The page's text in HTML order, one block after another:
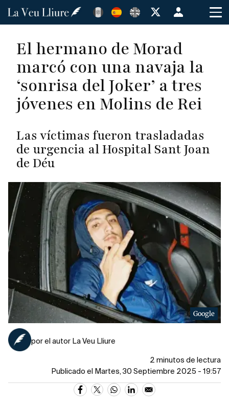
Pasar
principal
Menú
de
cuenta
de
usuario
El hermano de Morad
marcó con una navaja la
‘sonrisa del Joker’ a tres
jóvenes en Molins de Rei
Las víctimas fueron trasladadas
de urgencia al Hospital Sant Joan
de Déu
Google
por el autor La Veu Lliure
2 minutos de lectura
Publicado el Martes, 30 Septiembre 2025 - 19:57